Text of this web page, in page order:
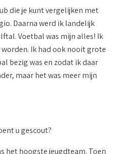
die je kunt vergelijken met
Daarna werd ik landelijk
Voetbal was mijn alles! Ik
Ik had ook nooit grote
bezig was en zodat ik daar
maar het was meer mijn
u gescout?
het hoogste jeugdteam. Toen